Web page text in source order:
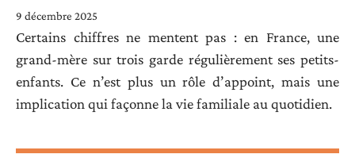
9 décembre 2025
Certains chiffres ne mentent pas : en France, une
grand-mère sur trois garde régulièrement ses petits-
enfants. Ce n’est plus un rôle d’appoint, mais une
implication qui façonne la vie familiale au quotidien.